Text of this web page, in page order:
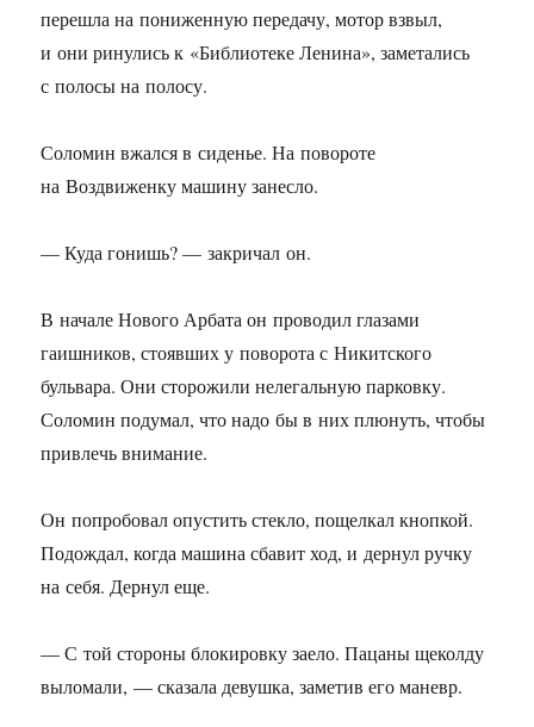
перешла на пониженную передачу, мотор взвыл,
и они ринулись к «Библиотеке Ленина», заметались
с полосы на полосу.
Соломин вжался в сиденье. На повороте
на Воздвиженку машину занесло.
— Куда гонишь? — закричал он.
В начале Нового Арбата он проводил глазами
гаишников, стоявших у поворота с Никитского
бульвара. Они сторожили нелегальную парковку.
Соломин подумал, что надо бы в них плюнуть, чтобы
привлечь внимание.
Он попробовал опустить стекло, пощелкал кнопкой.
Подождал, когда машина сбавит ход, и дернул ручку
на себя. Дернул еще.
— С той стороны блокировку заело. Пацаны щеколду
выломали, — сказала девушка, заметив его маневр.